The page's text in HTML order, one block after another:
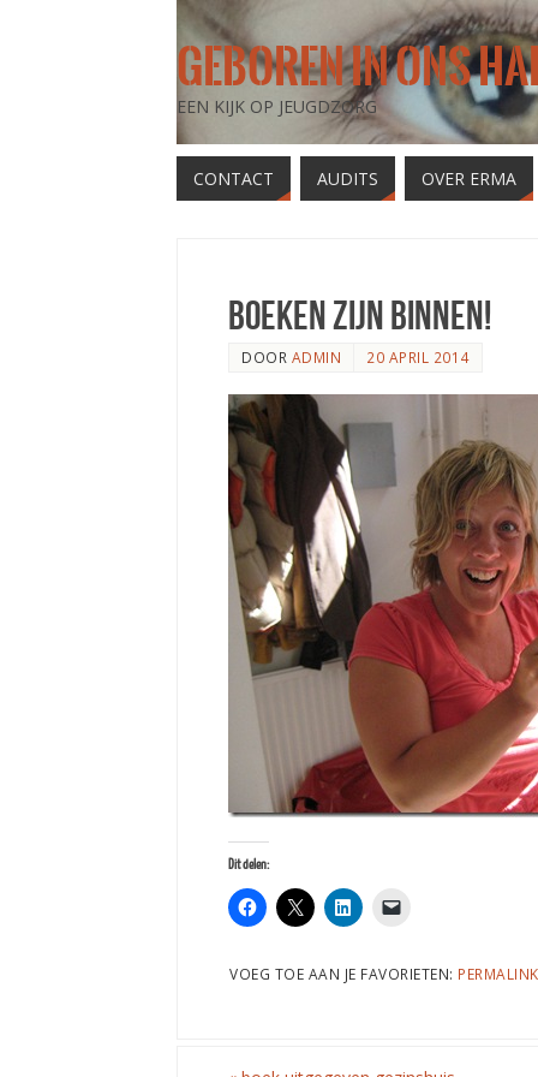
GEBOREN IN ONS
EEN KIJK OP JEUGDZORG
CONTACT AUDITS OVER ERMA
Boeken zijn binnen!
DOOR ADMIN 20 APRIL 2014
Dit delen:
VOEG TOE AAN JE FAVORIETEN: PERMALINK